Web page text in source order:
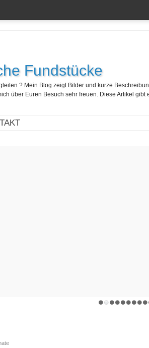
Fundstücke
? Mein Blog zeigt Bilder und kurze
über Euren Besuch sehr freuen. Diese Artikel gibt